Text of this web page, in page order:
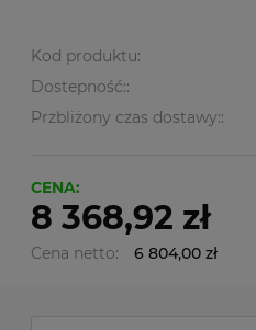
Kod produktu:
Dostepność::
Przbliżony czas dostawy::
CENA:
8 368,92 zł
Cena netto: 6 804,00 zł